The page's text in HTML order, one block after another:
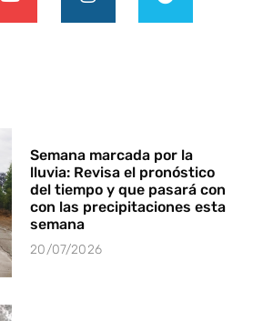
Semana marcada por la
lluvia: Revisa el pronóstico
del tiempo y que pasará con
con las precipitaciones esta
semana
20/07/2026